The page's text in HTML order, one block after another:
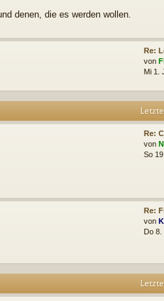
denen, die es werden wollen.
Re:
von
Mi 1.
Re:
von
So
Re:
von
Do 8.